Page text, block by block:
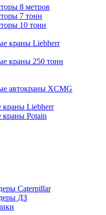
8 метров
7 тонн
10 тонн
краны Liebherr
краны 250 тонн
автокраны XCMG
Liebherr
Potain
Caterpillar
ДЗ